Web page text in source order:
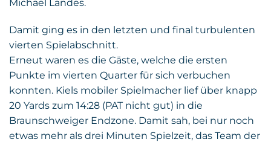
Michael Landes.
Damit ging es in den letzten und final turbulenten
vierten Spielabschnitt.
Erneut waren es die Gäste, welche die ersten
Punkte im vierten Quarter für sich verbuchen
konnten. Kiels mobiler Spielmacher lief über knapp
20 Yards zum 14:28 (PAT nicht gut) in die
Braunschweiger Endzone. Damit sah, bei nur noch
etwas mehr als drei Minuten Spielzeit, das Team der